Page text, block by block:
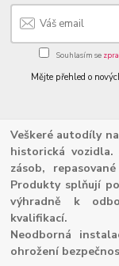
Souhlasím se
Mějte přehled o
Veškeré autodíly
historická
zásob,
Produkty splňují
výhradně k
kvalifikací.
Neodborná
ohrožení